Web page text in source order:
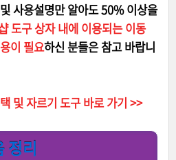
사용설명만 알아도 50% 이상을
도구 상자 내에 이용되는 이동
이 필요하신 분들은 참고 바랍니
및 자르기 도구 바로 가기 >>
정리